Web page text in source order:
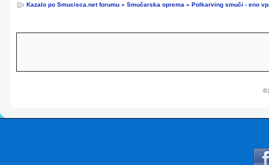
Kazalo po Smucisca.net forumu » Smučarska oprema » Polkarving smuči - eno
©